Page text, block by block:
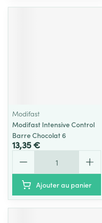
Modifast
Modifast Intensive Control
Barre Chocolat 6
13,35 €
Ajouter au panier